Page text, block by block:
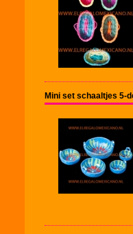
Mini set schaaltjes 5-